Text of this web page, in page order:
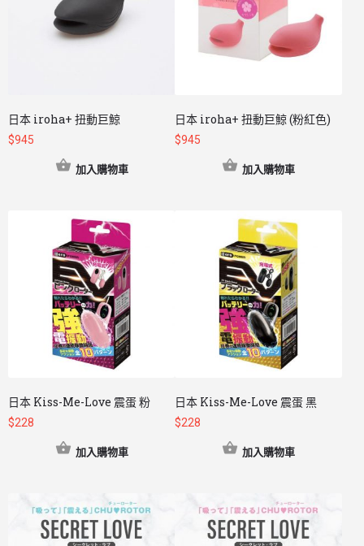
日本 iroha+ 扭動巨鯨
$945
加入購物車
日本 iroha+ 扭動巨鯨 (粉紅色)
$945
加入購物車
日本 Kiss-Me-Love 震蛋 粉
$228
加入購物車
日本 Kiss-Me-Love 震蛋 黑
$228
加入購物車